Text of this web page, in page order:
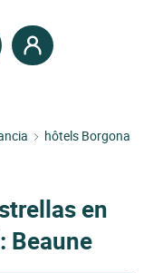
hôtels Borgona
en
Beaune